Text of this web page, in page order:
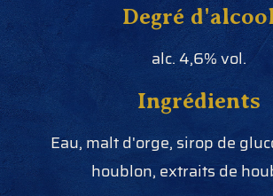
Degré
alc. 4,6% vol.
Ingrédients
Eau, malt d'orge, sirop de
houblon, extraits de